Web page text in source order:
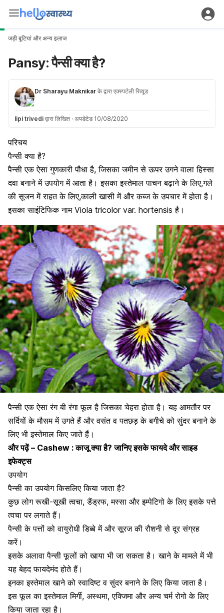
जड़ी बूटियां और अन्य इलाज
Pansy: पैन्सी क्या है?
Dr Sharayu Maknikar के द्वारा एक्स्पर्टली रिव्यूड
lipi trivedi द्वारा लिखित · अपडेटेड 10/08/2020
परिचय
पैन्सी क्या है?
पैन्सी एक ऐसा गुणकारी पौधा है, जिसका जमीन से ऊपर उगने वाला हिस्सा
दवा बनाने में उपयोग में आता है। इसका इस्तेमाल पाचन बढ़ाने के लिए,गले
की सूजन में राहत के लिए,काली खासी में और कब्ज के उपचार में होता है।
इसका साइंटिफिक नाम Viola tricolor var. hortensis है।
पैन्सी एक ऐसा रंग बी रंगा फूल है जिसका चेहरा होता है। यह आमतौर पर
सर्दियों के मौसम में उगते हैं और वसंत व पतछड़ के बगीचे को सुंदर बनाने के
लिए भी इस्तेमाल किए जाते हैं।
और पढ़ें – Cashew : काजू क्या है? जानिए इसके फायदे और साइड
इफेक्ट्स
उपयोग
पैन्सी का उपयोग किसलिए किया जाता है?
कुछ लोगरूखी-सूखी त्वचा,डैंड्रफ,मस्सा औरइम्पेटिगो के लिए इसके पत्ते
त्वचा पर लगाते हैं।
पैन्सी के पत्तों को वायुरोधी डिब्बे में और सूरज की रौशनी से दूर संग्रह
करें।
इसके अलावा पैन्सी फूलों को खाया भी जा सकता है। खाने के मामले में भी
यह बेहद फायदेमंद होते हैं।
इनका इस्तेमाल खाने को स्वादिष्ट व सुंदर बनाने के लिए किया जाता है।
इस फूल का इस्तेमालमिर्गी, अस्थमा,एक्जिमा और अन्य चर्म रोगो के लिए
किया जाता रहा है।